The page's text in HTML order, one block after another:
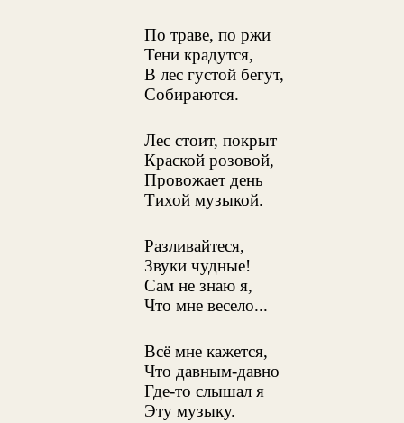
По траве, по ржи
Тени крадутся,
В лес густой бегут,
Собираются.
Лес стоит, покрыт
Краской розовой,
Провожает день
Тихой музыкой.
Разливайтеся,
Звуки чудные!
Сам не знаю я,
Что мне весело...
Всё мне кажется,
Что давным-давно
Где-то слышал я
Эту музыку.